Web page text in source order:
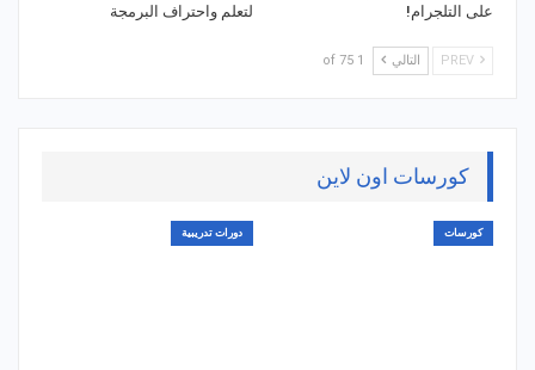
على التلجرام!
لتعلم واحتراف البرمجة
التالي 1 of 75
كورسات اون لاين
كورسات دورات تدريبية